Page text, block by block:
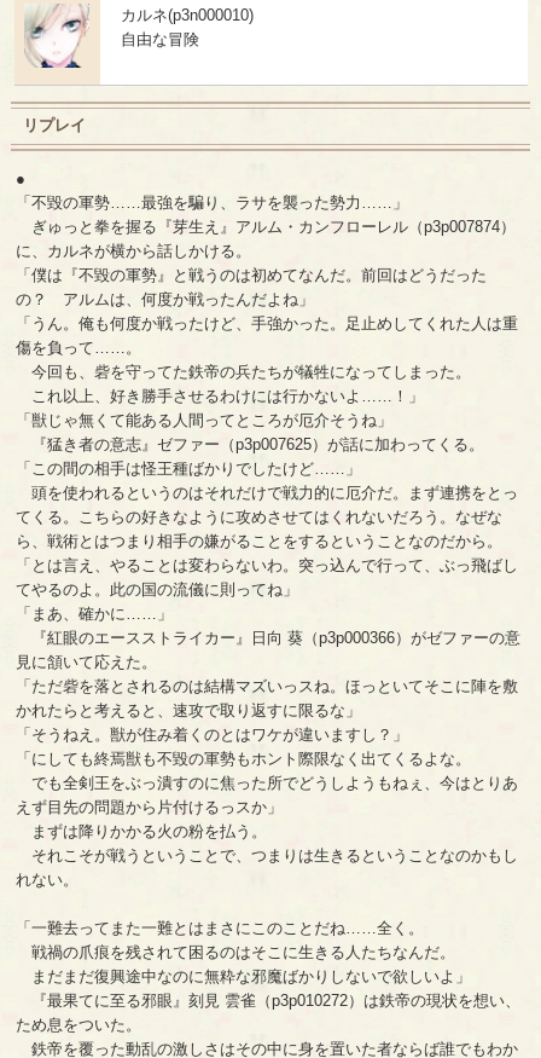
カルネ(p3n000010)
自由な冒険
リプレイ
●
「不毀の軍勢……最強を騙り、ラサを襲った勢力……」
ぎゅっと拳を握る『芽生え』アルム・カンフローレル（p3p007874）
に、カルネが横から話しかける。
「僕は『不毀の軍勢』と戦うのは初めてなんだ。前回はどうだった
の？ アルムは、何度か戦ったんだよね」
「うん。俺も何度か戦ったけど、手強かった。足止めしてくれた人は重
傷を負って……。
今回も、砦を守ってた鉄帝の兵たちが犠牲になってしまった。
これ以上、好き勝手させるわけには行かないよ……！」
「獣じゃ無くて能ある人間ってところが厄介そうね」
『猛き者の意志』ゼファー（p3p007625）が話に加わってくる。
「この間の相手は怪王種ばかりでしたけど……」
頭を使われるというのはそれだけで戦力的に厄介だ。まず連携をとっ
てくる。こちらの好きなように攻めさせてはくれないだろう。なぜな
ら、戦術とはつまり相手の嫌がることをするということなのだから。
「とは言え、やることは変わらないわ。突っ込んで行って、ぶっ飛ばし
てやるのよ。此の国の流儀に則ってね」
「まあ、確かに……」
『紅眼のエースストライカー』日向 葵（p3p000366）がゼファーの意
見に頷いて応えた。
「ただ砦を落とされるのは結構マズいっスね。ほっといてそこに陣を敷
かれたらと考えると、速攻で取り返すに限るな」
「そうねえ。獣が住み着くのとはワケが違いますし？」
「にしても終焉獣も不毀の軍勢もホント際限なく出てくるよな。
でも全剣王をぶっ潰すのに焦った所でどうしようもねぇ、今はとりあ
えず目先の問題から片付けるっスか」
まずは降りかかる火の粉を払う。
それこそが戦うということで、つまりは生きるということなのかもし
れない。
「一難去ってまた一難とはまさにこのことだね……全く。
戦禍の爪痕を残されて困るのはそこに生きる人たちなんだ。
まだまだ復興途中なのに無粋な邪魔ばかりしないで欲しいよ」
『最果てに至る邪眼』刻見 雲雀（p3p010272）は鉄帝の現状を想い、
ため息をついた。
鉄帝を覆った動乱の激しさはその中に身を置いた者ならば誰でもわか